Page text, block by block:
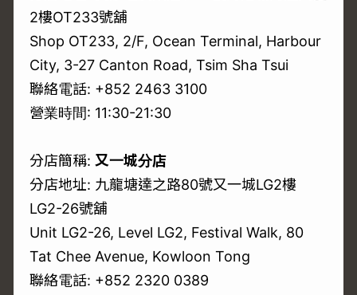
2樓OT233號舖
Shop OT233, 2/F, Ocean Terminal, Harbour
City, 3-27 Canton Road, Tsim Sha Tsui
聯絡電話: +852 2463 3100
營業時間: 11:30-21:30
分店簡稱: 又一城分店
分店地址: 九龍塘達之路80號又一城LG2樓
LG2-26號舖
Unit LG2-26, Level LG2, Festival Walk, 80
Tat Chee Avenue, Kowloon Tong
聯絡電話: +852 2320 0389